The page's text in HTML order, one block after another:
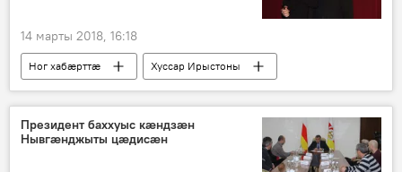
14 марты 2018, 16:18
Ног хабӕрттӕ Хуссар Ирыстоны
Президент баххуыс кæндзæн
Нывгæнджыты цæдисæн